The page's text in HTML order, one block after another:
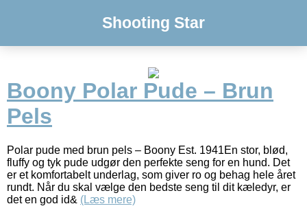
Shooting Star
Boony Polar Pude – Brun
Pels
Polar pude med brun pels – Boony Est. 1941En stor, blød,
fluffy og tyk pude udgør den perfekte seng for en hund. Det
er et komfortabelt underlag, som giver ro og behag hele året
rundt. Når du skal vælge den bedste seng til dit kæledyr, er
det en god id& (Læs mere)